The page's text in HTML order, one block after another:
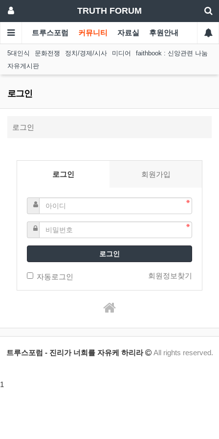
TRUTH FORUM
트루스포럼 커뮤니티 자료실 후원안내
5대인식 문화전쟁 정치/경제/시사 미디어
faithbook : 신앙관련 나눔
자유게시판
로그인
로그인
로그인 회원가입
로그인
자동로그인 회원정보찾기
트루스포럼 - 진리가 너희를 자유케 하리라 All rights reserved.
1